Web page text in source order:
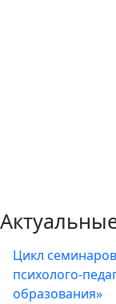
Цикл
психолого-
образования»